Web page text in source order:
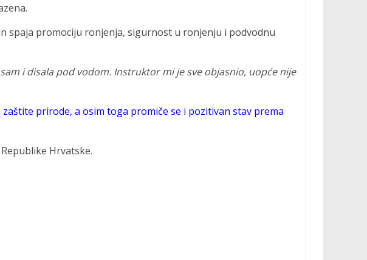
spaja promociju ronjenja, sigurnost u ronjenju i podvodnu
i disala pod vodom. Instruktor mi je sve objasnio, uopće nije
prirode, a osim toga promiče se i pozitivan stav prema
Hrvatske.